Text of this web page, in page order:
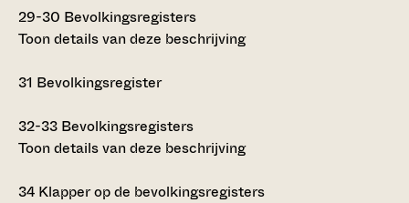
29-30 Bevolkingsregisters
Toon details van deze beschrijving
31 Bevolkingsregister
32-33 Bevolkingsregisters
Toon details van deze beschrijving
34 Klapper op de bevolkingsregisters